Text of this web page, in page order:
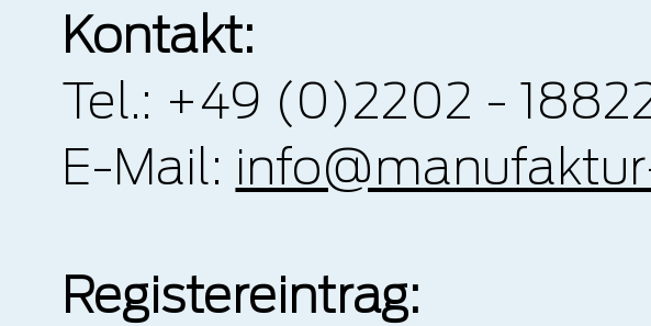
Kontakt:
Tel.: +49 (0)2202 -
E-Mail:
Registereintrag: